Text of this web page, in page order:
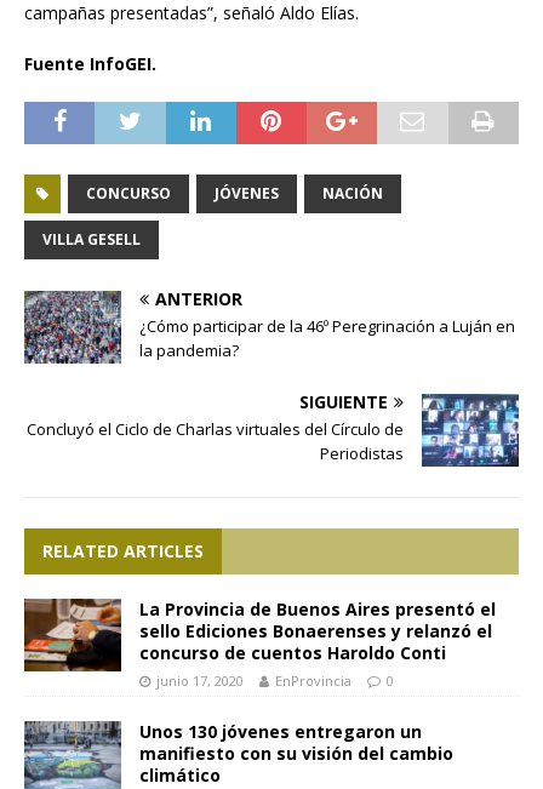
campañas presentadas”, señaló Aldo Elías.
Fuente InfoGEI.
CONCURSO JÓVENES NACIÓN
VILLA GESELL
ANTERIOR
¿Cómo participar de la 46º Peregrinación a Luján en
la pandemia?
SIGUIENTE
Concluyó el Ciclo de Charlas virtuales del Círculo de
Periodistas
RELATED ARTICLES
La Provincia de Buenos Aires presentó el
sello Ediciones Bonaerenses y relanzó el
concurso de cuentos Haroldo Conti
junio 17, 2020 EnProvincia 0
Unos 130 jóvenes entregaron un
manifiesto con su visión del cambio
climático